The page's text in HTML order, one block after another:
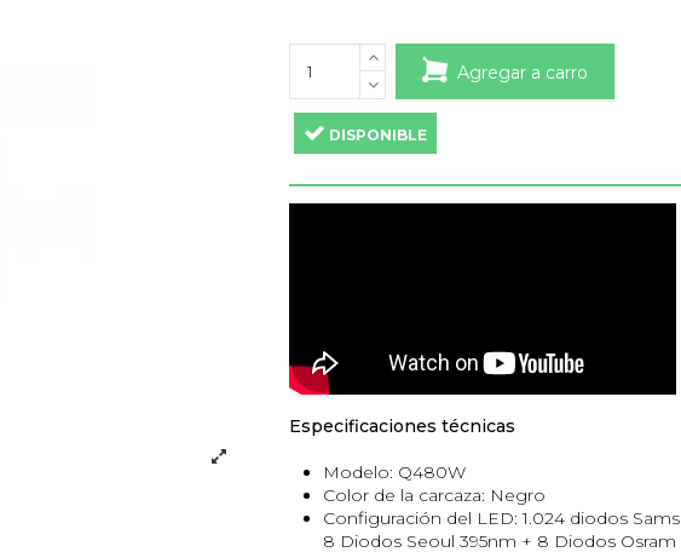
Agregar a carro
DISPONIBLE
Especificaciones técnicas
Modelo: Q480W
Color de la carcaza: Negro
Configuración del LED:1.024 diodos
8 Diodos Seoul 395nm + 8 Diodos